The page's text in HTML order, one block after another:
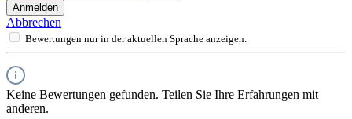
Anmelden
Abbrechen
Bewertungen nur in der aktuellen Sprache anzeigen.
Keine Bewertungen gefunden. Teilen Sie Ihre Erfahrungen mit
anderen.